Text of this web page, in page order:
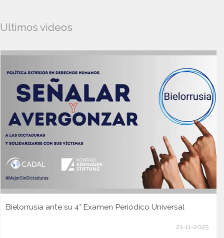
Ultimos videos
Bielorrusia ante su 4° Examen Periódico Universal
21-11-2025